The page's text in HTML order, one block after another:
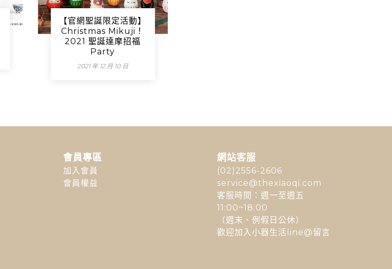
【官網聖誕限定活動】
Christmas Mikuji！
2021 聖誕達摩招福
Party
2021 年 12 月 10 日
會員專區
加入會員
會員權益
網站客服
(02)2556-2606
service@thexiaoqi.com
客服時間：週一至週五
11:00~18:00
（週末、例假日公休）
歡迎加入小器生活line@留言